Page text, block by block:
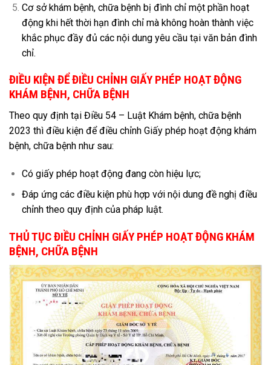
Cơ sở khám bệnh, chữa bệnh bị đình chỉ một phần hoạt
động khi hết thời hạn đình chỉ mà không hoàn thành việc
khắc phục đầy đủ các nội dung yêu cầu tại văn bản đình
chỉ.
ĐIỀU KIỆN ĐỂ ĐIỀU CHỈNH GIẤY PHÉP HOẠT ĐỘNG
KHÁM BỆNH, CHỮA BỆNH
Theo quy định tại Điều 54 – Luật Khám bệnh, chữa bệnh
2023 thì điều kiện để điều chỉnh Giấy phép hoạt động khám
bệnh, chữa bệnh như sau:
Có giấy phép hoạt động đang còn hiệu lực;
Đáp ứng các điều kiện phù hợp với nội dung đề nghị điều
chỉnh theo quy định của pháp luật.
THỦ TỤC ĐIỀU CHỈNH GIẤY PHÉP HOẠT ĐỘNG KHÁM
BỆNH, CHỮA BỆNH